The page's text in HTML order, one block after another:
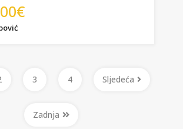
3 4 Sljedeća
Zadnja